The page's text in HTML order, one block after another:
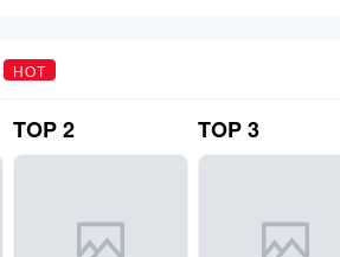
HOT
TOP2 TOP3